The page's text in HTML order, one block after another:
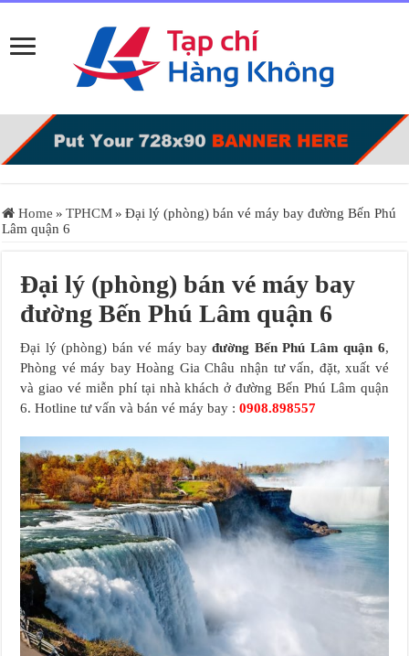
Home » TPHCM » Đại lý (phòng) bán vé máy bay đường Bến Phú
Lâm quận 6
Đại lý (phòng) bán vé máy bay
đường Bến Phú Lâm quận 6
Đại lý (phòng) bán vé máy bayđường Bến Phú Lâm quận 6,
Phòng vé máy bay Hoàng Gia Châu nhận tư vấn, đặt, xuất vé
và giao vé miễn phí tại nhà khách ở đường Bến Phú Lâm quận
6. Hotline tư vấn và bán vé máy bay :0908.898557